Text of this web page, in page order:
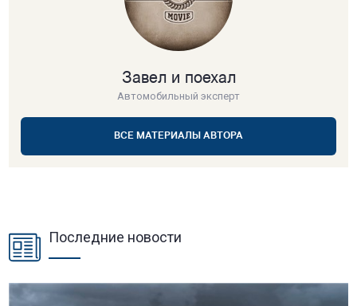
Завел и поехал
Автомобильный эксперт
ВСЕ МАТЕРИАЛЫ АВТОРА
Последние новости